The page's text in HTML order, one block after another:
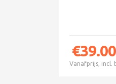
€39.00
Vanafprijs, incl.